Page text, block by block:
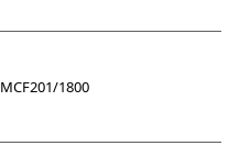
MCF201/1800